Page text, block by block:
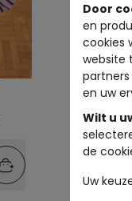
TAPE À
Grijze,
Door
en
cookies
website
en uw
Wilt u
de
Uw